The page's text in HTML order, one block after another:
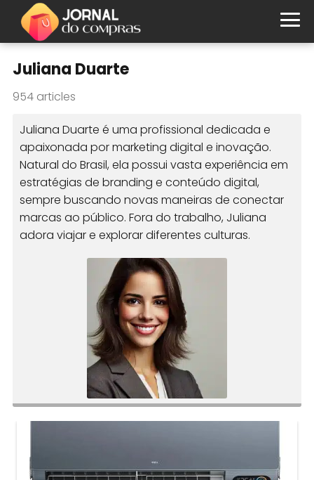
Juliana Duarte
954 articles
Juliana Duarte é uma profissional dedicada e
apaixonada por marketing digital e inovação.
Natural do Brasil, ela possui vasta experiência em
estratégias de branding e conteúdo digital,
sempre buscando novas maneiras de conectar
marcas ao público. Fora do trabalho, Juliana
adora viajar e explorar diferentes culturas.